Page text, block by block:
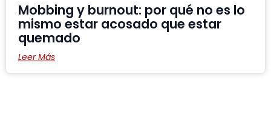
Mobbing y burnout: por qué no es lo
mismo estar acosado que estar
quemado
Leer Más